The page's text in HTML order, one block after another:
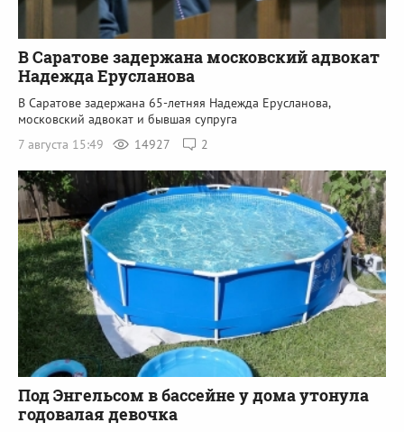
В Саратове задержана московский адвокат
Надежда Ерусланова
В Саратове задержана 65-летняя Надежда Ерусланова,
московский адвокат и бывшая супруга
7 августа 15:49
14927 2
Под Энгельсом в бассейне у дома утонула
годовалая девочка